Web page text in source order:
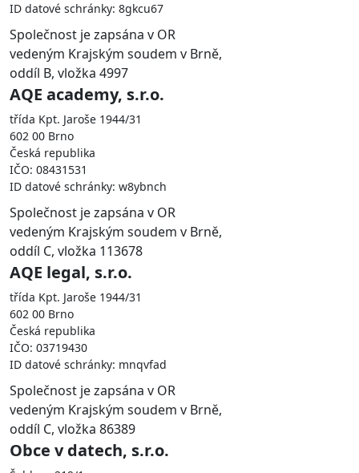
ID datové schránky: 8gkcu67
Společnost je zapsána v OR
vedeným Krajským soudem v Brně,
oddíl B, vložka 4997
AQE academy, s.r.o.
třída Kpt. Jaroše 1944/31
602 00 Brno
Česká republika
IČO: 08431531
ID datové schránky: w8ybnch
Společnost je zapsána v OR
vedeným Krajským soudem v Brně,
oddíl C, vložka 113678
AQE legal, s.r.o.
třída Kpt. Jaroše 1944/31
602 00 Brno
Česká republika
IČO: 03719430
ID datové schránky: mnqvfad
Společnost je zapsána v OR
vedeným Krajským soudem v Brně,
oddíl C, vložka 86389
Obce v datech, s.r.o.